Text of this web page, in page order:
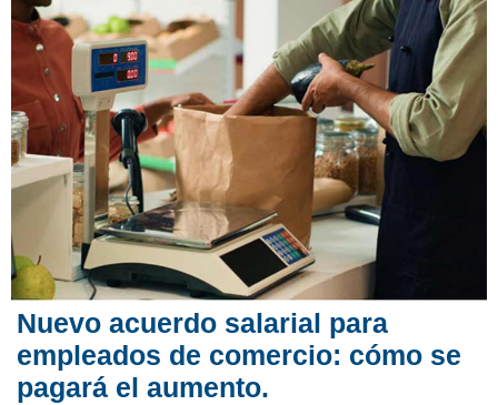
Nuevo acuerdo salarial para
empleados de comercio: cómo se
pagará el aumento.